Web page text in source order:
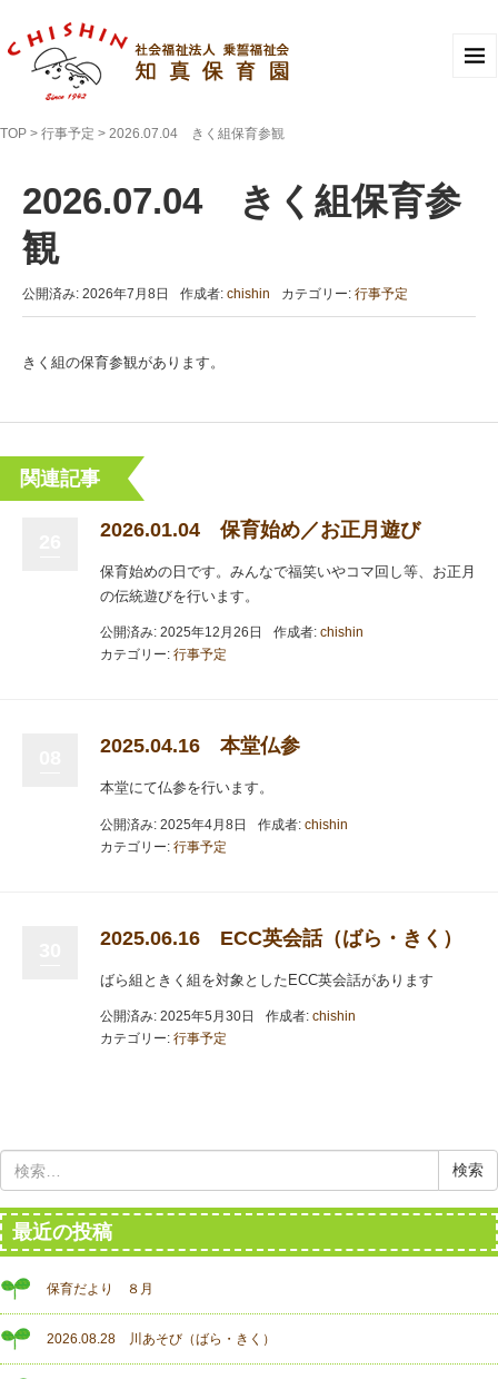
TOP > 行事予定 > 2026.07.04 きく組保育参観
2026.07.04 きく組保育参
観
公開済み: 2026年7月8日 作成者: chishin カテゴリー: 行事予定
きく組の保育参観があります。
関連記事
2026.01.04 保育始め／お正月遊び
保育始めの日です。みんなで福笑いやコマ回し等、お正月
の伝統遊びを行います。
公開済み: 2025年12月26日 作成者: chishin
カテゴリー: 行事予定
2025.04.16 本堂仏参
本堂にて仏参を行います。
公開済み: 2025年4月8日 作成者: chishin
カテゴリー: 行事予定
2025.06.16 ECC英会話（ばら・きく）
ばら組ときく組を対象としたECC英会話があります
公開済み: 2025年5月30日 作成者: chishin
カテゴリー: 行事予定
最近の投稿
保育だより ８月
2026.08.28 川あそび（ばら・きく）